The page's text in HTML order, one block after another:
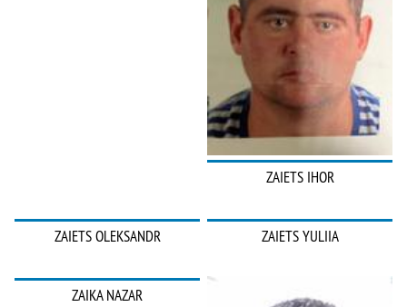
ZAIETS IHOR
ZAIETS OLEKSANDR ZAIETS YULIIA
ZAIKA NAZAR